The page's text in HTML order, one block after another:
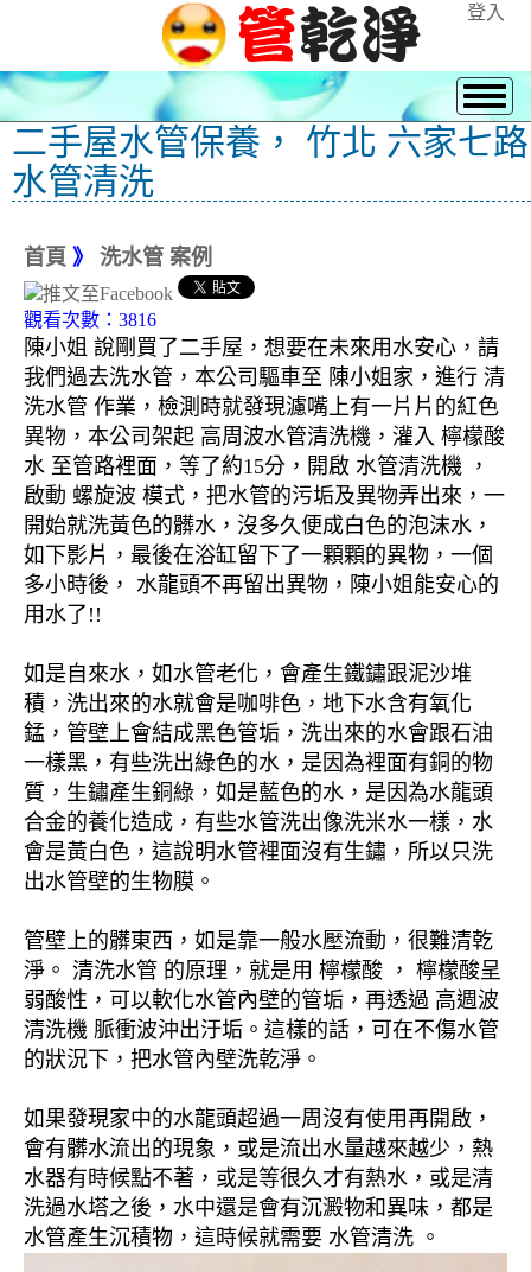
登入
二手屋水管保養， 竹北 六家七路
水管清洗
首頁 》 洗水管 案例
觀看次數：3816
陳小姐 說剛買了二手屋，想要在未來用水安心，請
我們過去洗水管，本公司驅車至 陳小姐家，進行 清
洗水管 作業，檢測時就發現濾嘴上有一片片的紅色
異物，本公司架起 高周波水管清洗機，灌入 檸檬酸
水 至管路裡面，等了約15分，開啟 水管清洗機 ，
啟動 螺旋波 模式，把水管的污垢及異物弄出來，一
開始就洗黃色的髒水，沒多久便成白色的泡沫水，
如下影片，最後在浴缸留下了一顆顆的異物，一個
多小時後， 水龍頭不再留出異物，陳小姐能安心的
用水了!!
如是自來水，如水管老化，會產生鐵鏽跟泥沙堆
積，洗出來的水就會是咖啡色，地下水含有氧化
錳，管壁上會結成黑色管垢，洗出來的水會跟石油
一樣黑，有些洗出綠色的水，是因為裡面有銅的物
質，生鏽產生銅綠，如是藍色的水，是因為水龍頭
合金的養化造成，有些水管洗出像洗米水一樣，水
會是黃白色，這說明水管裡面沒有生鏽，所以只洗
出水管壁的生物膜。
管壁上的髒東西，如是靠一般水壓流動，很難清乾
淨。 清洗水管 的原理，就是用 檸檬酸 ， 檸檬酸呈
弱酸性，可以軟化水管內壁的管垢，再透過 高週波
清洗機 脈衝波沖出汙垢。這樣的話，可在不傷水管
的狀況下，把水管內壁洗乾淨。
如果發現家中的水龍頭超過一周沒有使用再開啟，
會有髒水流出的現象，或是流出水量越來越少，熱
水器有時候點不著，或是等很久才有熱水，或是清
洗過水塔之後，水中還是會有沉澱物和異味，都是
水管產生沉積物，這時候就需要 水管清洗 。